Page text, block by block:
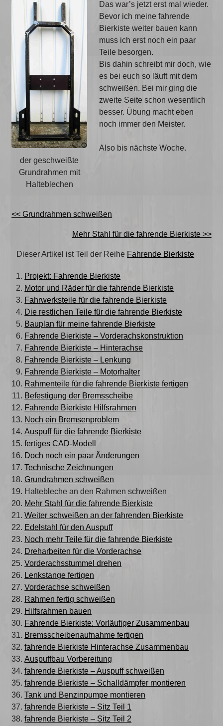
der geschweißte
Grundrahmen mit
Halteblechen
Das war’s jetzt erst mal wieder.
Bevor ich meine fahrende
Bierkiste weiter bauen kann
muss ich erst noch ein paar
Teile besorgen.
Bis dahin schreibt mir doch, wie
es bei euch so läuft mit dem
schweißen. Bei mir ging die
zweite Seite schon wesentlich
besser. Übung macht eben
noch immer den Meister.
Also bis nächste Woche.
<< Grundrahmen schweißen
Mehr Stahl für die fahrende Bierkiste >>
Dieser Artikel ist Teil der Reihe Fahrende Bierkiste
Projekt: Fahrende Bierkiste
Motor und Räder für die fahrende Bierkiste
Fahrwerksteile für die fahrende Bierkiste
Die restlichen Teile für die fahrende Bierkiste
Bauplan für meine fahrende Bierkiste
Fahrende Bierkiste – Vorderachskonstruktion
Fahrende Bierkiste – Hinterachse
Fahrende Bierkiste – Lenkung
Fahrende Bierkiste – Motorhalter
Rahmenteile für die fahrende Bierkiste fertigen
Befestigung der Bremsscheibe
Fahrende Bierkiste Hilfsrahmen
Noch ein Bremsenproblem
Auspuff für die fahrende Bierkiste
fertiges CAD-Modell
Doch noch ein paar Änderungen
Technische Zeichnungen
Grundrahmen schweißen
Haltebleche an den Rahmen schweißen
Mehr Stahl für die fahrende Bierkiste
Weiter schweißen an der fahrenden Bierkiste
Edelstahl für den Auspuff
Noch mehr Teile für die fahrende Bierkiste
Dreharbeiten für die Vorderachse
Vorderachsstummel drehen
Lenkstange fertigen
Vorderachse schweißen
Rahmen fertig schweißen
Hilfsrahmen bauen
Fahrende Bierkiste: Vorläufiger Zusammenbau
Bremsscheibenaufnahme fertigen
fahrende Bierkiste Hinterachse Zusammenbau
Auspuffbau Vorbereitung
fahrende Bierkiste – Auspuff schweißen
fahrende Bierkiste – Schalldämpfer montieren
Tank und Benzinpumpe montieren
fahrende Bierkiste – Sitz Teil 1
fahrende Bierkiste – Sitz Teil 2